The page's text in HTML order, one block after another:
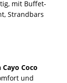
mit Buffet-
Strandbars
Coco
und